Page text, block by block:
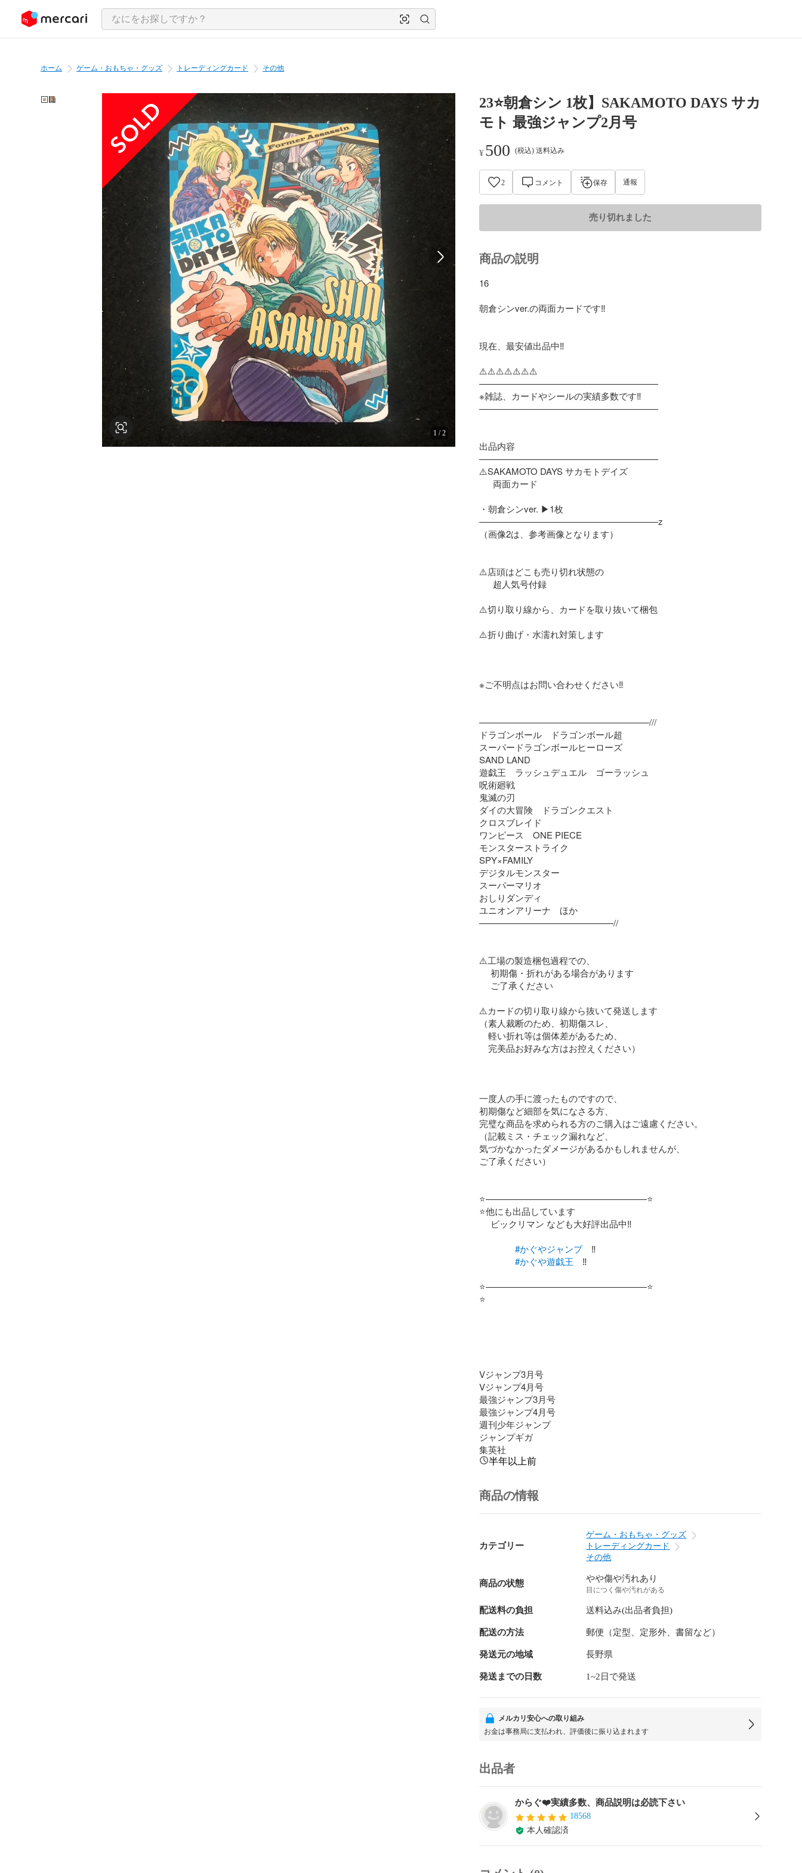
ツにスキップ
ホーム ゲーム・おもちゃ・グッズ トレーディングカード その他
1/2
23⭐️朝倉シン 1枚】SAKAMOTO DAYS サカ
モト 最強ジャンプ2月号
¥ 500 (税込) 送料込み
2 コメント 保存 通報
売り切れました
商品の説明
16
朝倉シンver.の両面カードです‼️
現在、最安値出品中‼️
⚠️⚠️⚠️⚠️⚠️⚠️⚠️
————————————————————
※雑誌、カードやシールの実績多数です‼️
————————————————————
出品内容
————————————————————
⚠️SAKAMOTO DAYS サカモトデイズ
両面カード
・朝倉シンver. ▶︎1枚
————————————————————z
（画像2は、参考画像となります）
⚠️店頭はどこも売り切れ状態の
超人気号付録
⚠️切り取り線から、カードを取り抜いて梱包
⚠️折り曲げ・水濡れ対策します
※ご不明点はお問い合わせください‼️
———————————————————///
ドラゴンボール　ドラゴンボール超
スーパードラゴンボールヒーローズ
SAND LAND
遊戯王　ラッシュデュエル　ゴーラッシュ
呪術廻戦
鬼滅の刃
ダイの大冒険　ドラゴンクエスト
クロスブレイド
ワンピース　ONE PIECE
モンスターストライク
SPY×FAMILY
デジタルモンスター
スーパーマリオ
おしりダンディ
ユニオンアリーナ　ほか
———————————————//
⚠️工場の製造梱包過程での、
初期傷・折れがある場合があります
ご了承ください
⚠️カードの切り取り線から抜いて発送します
（素人裁断のため、初期傷スレ、
軽い折れ等は個体差があるため、
完美品お好みな方はお控えください）
一度人の手に渡ったものですので、
初期傷など細部を気になさる方、
完璧な商品を求められる方のご購入はご遠慮ください。
（記載ミス・チェック漏れなど、
気づかなかったダメージがあるかもしれませんが、
ご了承ください）
⭐️——————————————————⭐️
⭐️他にも出品しています
ビックリマン なども大好評出品中‼️
#かぐやジャンプ ‼️
#かぐや遊戯王 ‼️
⭐️——————————————————⭐️
⭐️
Vジャンプ3月号
Vジャンプ4月号
最強ジャンプ3月号
最強ジャンプ4月号
週刊少年ジャンプ
ジャンプギガ
集英社
半年以上前
商品の情報
カテゴリー
ゲーム・おもちゃ・グッズ
トレーディングカード
その他
商品の状態 やや傷や汚れあり
目につく傷や汚れがある
配送料の負担 送料込み(出品者負担)
配送の方法 郵便（定型、定形外、書留など）
発送元の地域 長野県
発送までの日数 1~2日で発送
メルカリ安心への取り組み
お金は事務局に支払われ、評価後に振り込まれます
出品者
からぐ❤️実績多数、商品説明は必読下さい
18568
本人確認済